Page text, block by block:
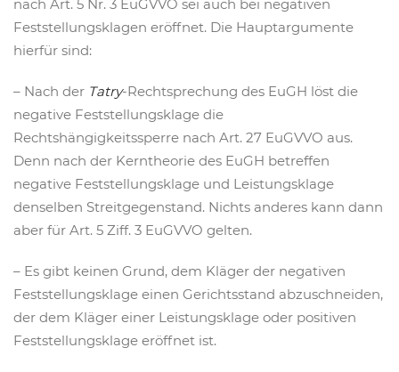
nach Art. 5 Nr. 3 EuGVVO sei auch bei negativen
Feststellungsklagen eröffnet. Die Hauptargumente
hierfür sind:
– Nach der Tatry-Rechtsprechung des EuGH löst die
negative Feststellungsklage die
Rechtshängigkeitssperre nach Art. 27 EuGVVO aus.
Denn nach der Kerntheorie des EuGH betreffen
negative Feststellungsklage und Leistungsklage
denselben Streitgegenstand. Nichts anderes kann dann
aber für Art. 5 Ziff. 3 EuGVVO gelten.
– Es gibt keinen Grund, dem Kläger der negativen
Feststellungsklage einen Gerichtsstand abzuschneiden,
der dem Kläger einer Leistungsklage oder positiven
Feststellungsklage eröffnet ist.